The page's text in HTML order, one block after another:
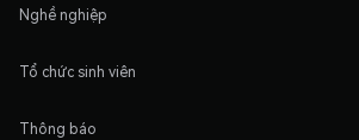
Nghề nghiệp
Tổ chức sinh viên
Thông báo